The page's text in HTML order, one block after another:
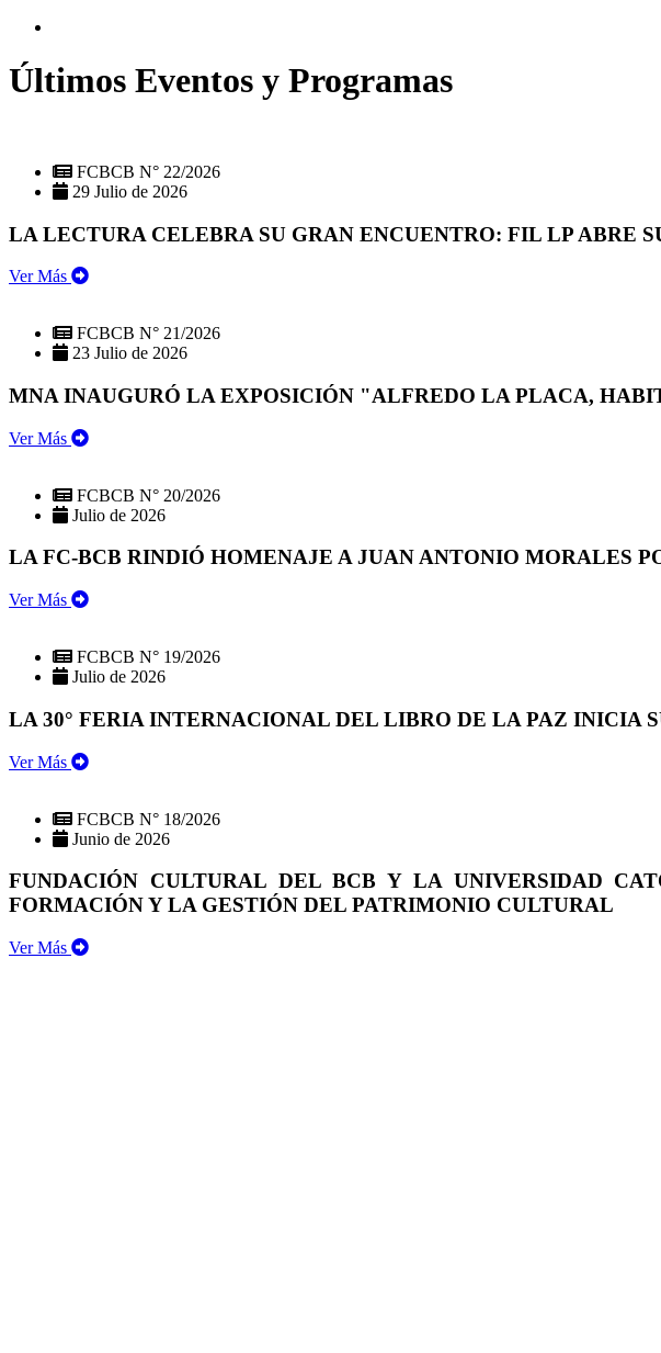
Últimos Eventos y Programas
FCBCB N° 22/2026
29 Julio de 2026
LA LECTURA CELEBRA SU GRAN ENCUENTRO: FIL LP ABRE
Ver Más
FCBCB N° 21/2026
23 Julio de 2026
MNA INAUGURÓ LA EXPOSICIÓN "ALFREDO LA PLACA,
Ver Más
FCBCB N° 20/2026
Julio de 2026
LA FC-BCB RINDIÓ HOMENAJE A JUAN ANTONIO MORALES
Ver Más
FCBCB N° 19/2026
Julio de 2026
LA 30° FERIA INTERNACIONAL DEL LIBRO DE LA PAZ INICIA
Ver Más
FCBCB N° 18/2026
Junio de 2026
FUNDACIÓN CULTURAL DEL BCB Y LA UNIVERSIDAD
FORMACIÓN Y LA GESTIÓN DEL PATRIMONIO CULTURAL
Ver Más